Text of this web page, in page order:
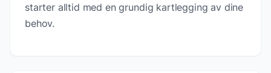
starter alltid med en grundig kartlegging av dine
behov.